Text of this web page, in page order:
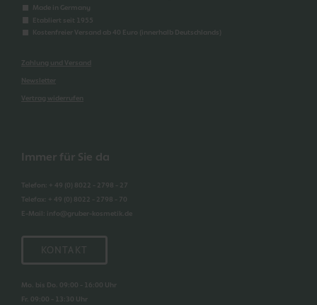
Immer für Sie da
Telefon
+ 49 (0) 8022 - 2798 - 27
Telefax
+ 49 (0) 8022 - 2798 - 70
E-Mail
info@gruber-kosmetik.de
KONTAKT
Mo. bis Do. 09:00 - 16:00 Uhr
Fr. 09:00 - 13:30 Uhr
Made in Germany
Etabliert seit 1955
Kostenfreier Versand ab 40 Euro (innerhalb Deutschlands)
Zahlung und Versand
Newsletter
Vertrag widerrufen